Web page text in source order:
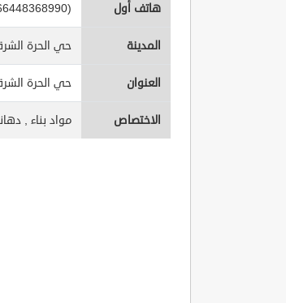
هاتف أول
المدينة حي الحرة
العنوان حي الحرة
الاختصاص مواد بناء ,